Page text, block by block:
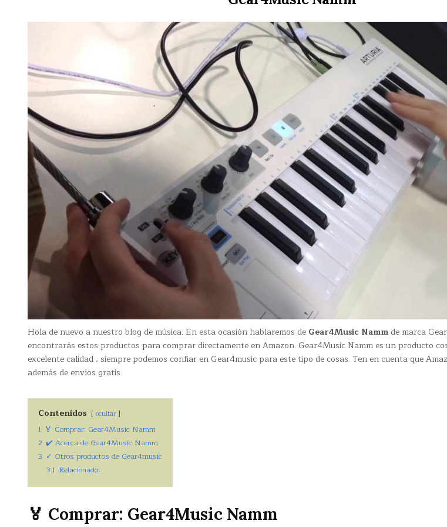
Hola de nuevo a nuestro blog de música. En esta ocasión hablaremos de Gear4Music Namm de marca
encontrarás estos productos para comprar directamente en Amazon. Gear4Music Namm es un producto
excelente calidad , siempre podemos confiar en Gear4music para este tipo de cosas. Ten en cuenta que
además de envíos gratis.
Contenidos ocultar
1 🏅 Comprar: Gear4Music Namm
2 ✔️ Acerca de Gear4Music Namm
3 ✓ Otros productos de Gear4music
3.1 Relacionado:
🏅 Comprar: Gear4Music Namm